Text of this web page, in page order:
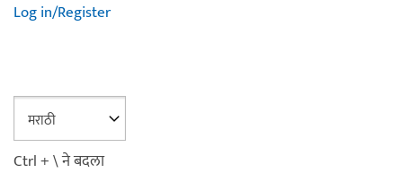
Log in/Register
Ctrl + \ ने बदला